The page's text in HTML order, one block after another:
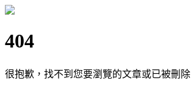
404
很抱歉，找不到您要瀏覽的文章或已被刪除